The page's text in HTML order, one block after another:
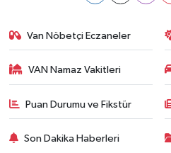
Van Nöbetçi Eczaneler
VAN Namaz Vakitleri
Puan Durumu ve Fikstür
Son Dakika Haberleri